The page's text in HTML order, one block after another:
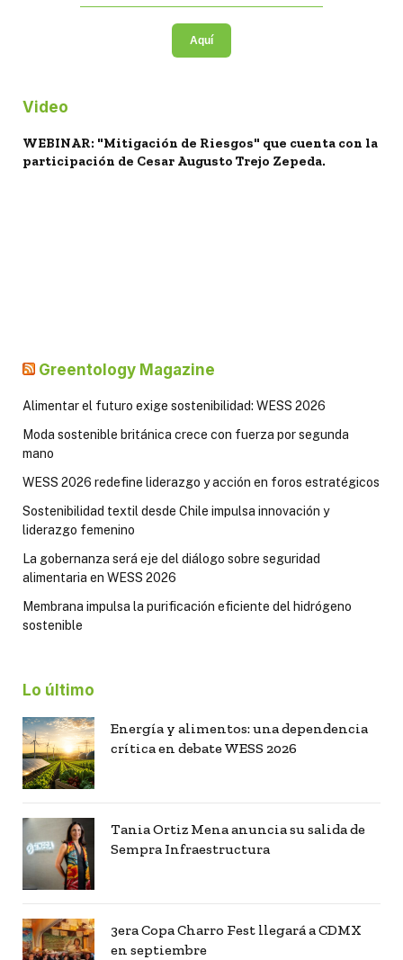
Aquí
Video
WEBINAR: "Mitigación de Riesgos" que cuenta con la
participación de Cesar Augusto Trejo Zepeda.
Greentology Magazine
Alimentar el futuro exige sostenibilidad: WESS 2026
Moda sostenible británica crece con fuerza por segunda
mano
WESS 2026 redefine liderazgo y acción en foros estratégicos
Sostenibilidad textil desde Chile impulsa innovación y
liderazgo femenino
La gobernanza será eje del diálogo sobre seguridad
alimentaria en WESS 2026
Membrana impulsa la purificación eficiente del hidrógeno
sostenible
Lo último
Energía y alimentos: una dependencia
crítica en debate WESS 2026
Tania Ortiz Mena anuncia su salida de
Sempra Infraestructura
3era Copa Charro Fest llegará a CDMX
en septiembre